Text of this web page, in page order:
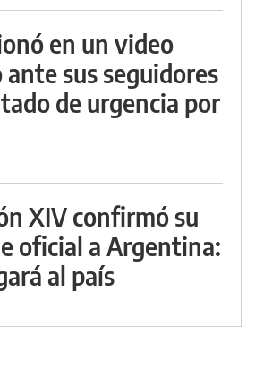
en un video
sus seguidores
de urgencia por
XIV confirmó su
oficial a Argentina:
al país